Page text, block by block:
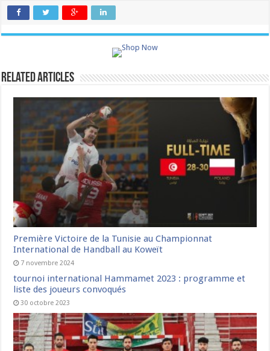
Related Articles
Première Victoire de la Tunisie au Championnat
International de Handball au Koweït
7 novembre 2024
tournoi international Hammamet 2023 : programme et
liste des joueurs convoqués
30 octobre 2023